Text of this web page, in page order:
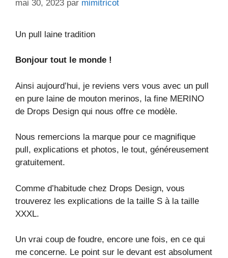
mai 30, 2023 par mimitricot
Un pull laine tradition
Bonjour tout le monde !
Ainsi aujourd’hui, je reviens vers vous avec un pull
en pure laine de mouton merinos, la fine MERINO
de Drops Design qui nous offre ce modèle.
Nous remercions la marque pour ce magnifique
pull, explications et photos, le tout, généreusement
gratuitement.
Comme d’habitude chez Drops Design, vous
trouverez les explications de la taille S à la taille
XXXL.
Un vrai coup de foudre, encore une fois, en ce qui
me concerne. Le point sur le devant est absolument